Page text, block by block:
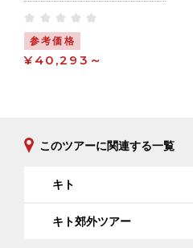
参考価格
¥40,293～
このツアーに関連する一覧
キト
キト郊外ツアー